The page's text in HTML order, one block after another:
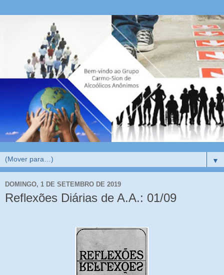
▼
DOMINGO, 1 DE SETEMBRO DE 2019
Reflexões Diárias de A.A.: 01/09